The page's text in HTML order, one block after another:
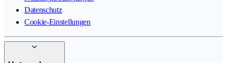
Datenschutz
Cookie-Einstellungen